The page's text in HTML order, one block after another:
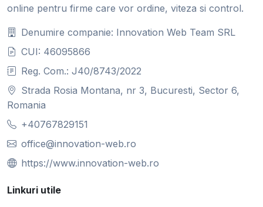
online pentru firme care vor ordine, viteza si control.
Denumire companie: Innovation Web Team SRL
CUI: 46095866
Reg. Com.: J40/8743/2022
Strada Rosia Montana, nr 3, Bucuresti, Sector 6,
Romania
+40767829151
office@innovation-web.ro
https://www.innovation-web.ro
Linkuri utile